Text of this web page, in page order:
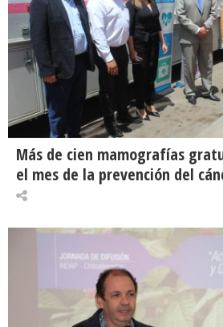
Más de cien mamografías
el mes de la prevención del